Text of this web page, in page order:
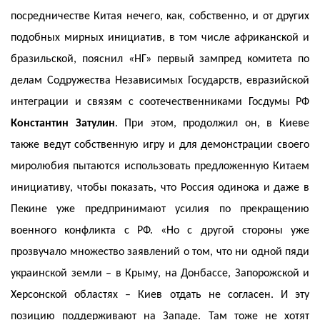
посредничестве Китая нечего, как, собственно, и от других
подобных мирных инициатив, в том числе африканской и
бразильской, пояснил «НГ» первый зампред комитета по
делам Содружества Независимых Государств, евразийской
интеграции и связям с соотечественниками Госдумы РФ
Константин Затулин. При этом, продолжил он, в Киеве
также ведут собственную игру и для демонстрации своего
миролюбия пытаются использовать предложенную Китаем
инициативу, чтобы показать, что Россия одинока и даже в
Пекине уже предпринимают усилия по прекращению
военного конфликта с РФ. «Но с другой стороны уже
прозвучало множество заявлений о том, что ни одной пяди
украинской земли – в Крыму, на Донбассе, Запорожской и
Херсонской областях – Киев отдать не согласен. И эту
позицию поддерживают на Западе. Там тоже не хотят